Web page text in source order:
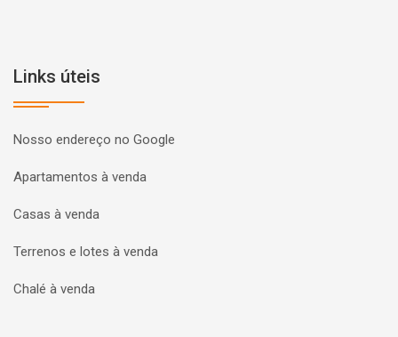
Links úteis
Nosso endereço no Google
Apartamentos à venda
Casas à venda
Terrenos e lotes à venda
Chalé à venda